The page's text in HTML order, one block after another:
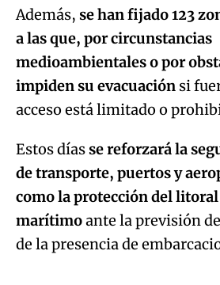
Además, se han fijado 123
a las que, por circunstancias
medioambientales o por
impiden su evacuación si
acceso está limitado o
Estos díasse reforzará la
de transporte, puertos y
como la protección del litoral
marítimoante la previsión
de la presencia de